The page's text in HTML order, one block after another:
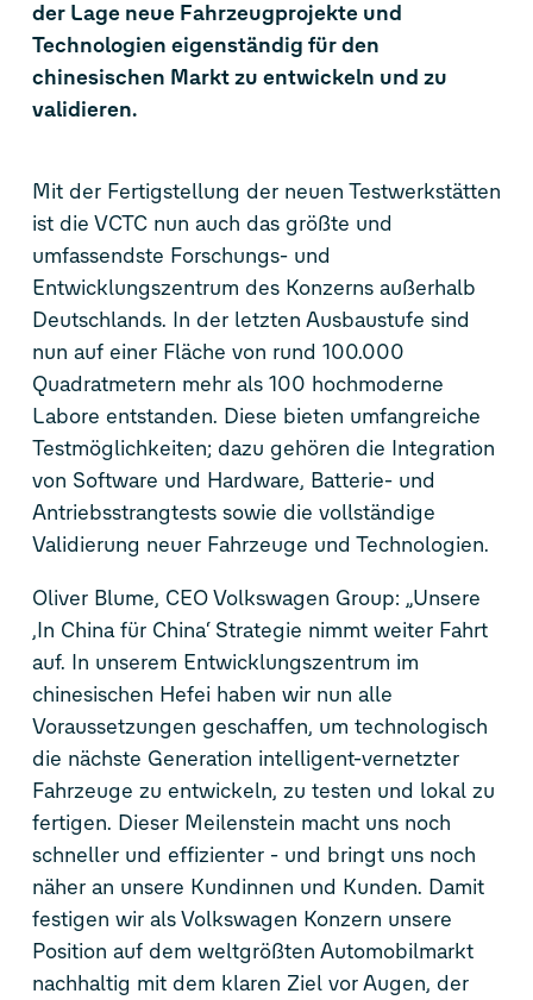
der Lage neue Fahrzeugprojekte und
Technologien eigenständig für den
chinesischen Markt zu entwickeln und zu
validieren.
Mit der Fertigstellung der neuen Testwerkstätten
ist die VCTC nun auch das größte und
umfassendste Forschungs- und
Entwicklungszentrum des Konzerns außerhalb
Deutschlands. In der letzten Ausbaustufe sind
nun auf einer Fläche von rund 100.000
Quadratmetern mehr als 100 hochmoderne
Labore entstanden. Diese bieten umfangreiche
Testmöglichkeiten; dazu gehören die Integration
von Software und Hardware, Batterie- und
Antriebsstrangtests sowie die vollständige
Validierung neuer Fahrzeuge und Technologien.
Oliver Blume, CEO Volkswagen Group: „Unsere
‚In China für China‘ Strategie nimmt weiter Fahrt
auf. In unserem Entwicklungszentrum im
chinesischen Hefei haben wir nun alle
Voraussetzungen geschaffen, um technologisch
die nächste Generation intelligent-vernetzter
Fahrzeuge zu entwickeln, zu testen und lokal zu
fertigen. Dieser Meilenstein macht uns noch
schneller und effizienter - und bringt uns noch
näher an unsere Kundinnen und Kunden. Damit
festigen wir als Volkswagen Konzern unsere
Position auf dem weltgrößten Automobilmarkt
nachhaltig mit dem klaren Ziel vor Augen, der